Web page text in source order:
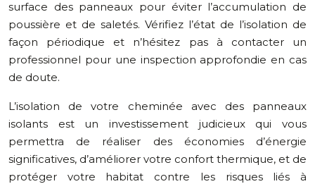
surface des panneaux pour éviter l’accumulation de
poussière et de saletés. Vérifiez l’état de l’isolation de
façon périodique et n’hésitez pas à contacter un
professionnel pour une inspection approfondie en cas
de doute.
L’isolation de votre cheminée avec des panneaux
isolants est un investissement judicieux qui vous
permettra de réaliser des économies d’énergie
significatives, d’améliorer votre confort thermique, et de
protéger votre habitat contre les risques liés à